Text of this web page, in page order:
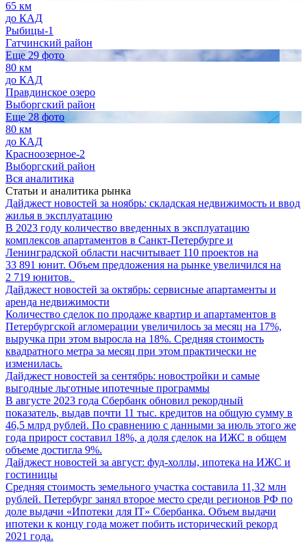
65 км
до КАД
Рыбицы-1
Гатчинский район
Еще 29 фото
80 км
до КАД
Правдинское озеро
Выборгский район
Еще 28 фото
80 км
до КАД
Красноозерное-2
Выборгский район
Вся аналитика
Статьи и аналитика рынка
Дайджест новостей за ноябрь: складская недвижимость и ввод
жилья в эксплуатацию
В 2023 году количество введенных в эксплуатацию
комплексов апартаментов в Санкт-Петербурге и
Ленинградской области насчитывает 110 проектов на
33 891 юнит. Объем предложения на рынке увеличился на
2 719 юнитов.
Дайджест новостей за октябрь: сервисные апартаменты и
аренда недвижимости
Количество сделок по продаже квартир и апартаментов в
Петербургской агломерации увеличилось за месяц на 17%,
выручка при этом выросла на 18%. Средняя стоимость
квадратного метра за месяц при этом практически не
изменилась.
Дайджест новостей за сентябрь: новостройки и самые
выгодные льготные ипотечные программы
В августе 2023 года Сбербанк обновил рекордный
показатель, выдав почти 11 тыс. кредитов на общую сумму в
46,5 млрд рублей. По сравнению с данными за июль этого же
года прирост составил 18%, а доля сделок на ИЖС в общем
объеме достигла 9%.
Дайджест новостей за август: фуд-холлы, ипотека на ИЖС и
гостиницы
Средняя стоимость земельного участка составила 11,32 млн
рублей. Петербург занял второе место среди регионов РФ по
доле выдачи «Ипотеки для IT» Сбербанка. Объем выдачи
ипотеки к концу года может побить исторический рекорд
2021 года.